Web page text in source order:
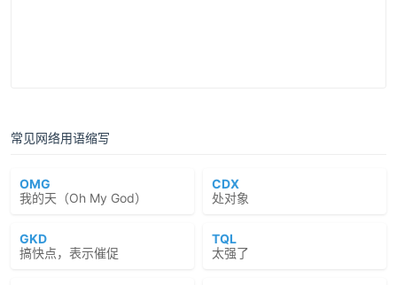
常见网络用语缩写
OMG
我的天（Oh My God）
CDX
处对象
GKD
搞快点，表示催促
TQL
太强了